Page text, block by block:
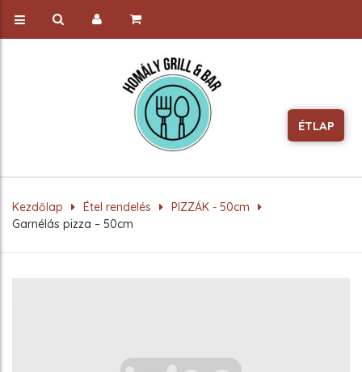
Kezdőlap Étel rendelés
PIZZÁK - 50cm
Garnélás pizza – 50cm
ÉTLAP